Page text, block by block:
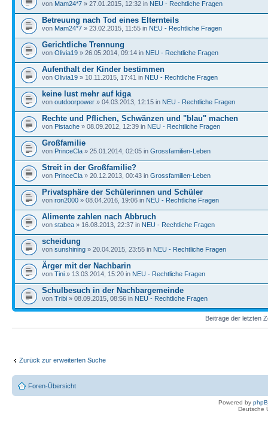
von Mam24*7 » 27.01.2015, 12:32 in NEU - Rechtliche Fragen
Betreuung nach Tod eines Elternteils
von Mam24*7 » 23.02.2015, 11:55 in NEU - Rechtliche Fragen
Gerichtliche Trennung
von Olivia19 » 26.05.2014, 09:14 in NEU - Rechtliche Fragen
Aufenthalt der Kinder bestimmen
von Olivia19 » 10.11.2015, 17:41 in NEU - Rechtliche Fragen
keine lust mehr auf kiga
von outdoorpower » 04.03.2013, 12:15 in NEU - Rechtliche Fragen
Rechte und Pflichen, Schwänzen und "blau" machen
von Pistache » 08.09.2012, 12:39 in NEU - Rechtliche Fragen
Großfamilie
von PrinceCla » 25.01.2014, 02:05 in Grossfamilien-Leben
Streit in der Großfamilie?
von PrinceCla » 20.12.2013, 00:43 in Grossfamilien-Leben
Privatsphäre der Schülerinnen und Schüler
von ron2000 » 08.04.2016, 19:06 in NEU - Rechtliche Fragen
Alimente zahlen nach Abbruch
von stabea » 16.08.2013, 22:37 in NEU - Rechtliche Fragen
scheidung
von sunshining » 20.04.2015, 23:55 in NEU - Rechtliche Fragen
Ärger mit der Nachbarin
von Tini » 13.03.2014, 15:20 in NEU - Rechtliche Fragen
Schulbesuch in der Nachbargemeinde
von Tribi » 08.09.2015, 08:56 in NEU - Rechtliche Fragen
Beiträge der letzten
Zurück zur erweiterten Suche
Foren-Übersicht
Powered by
Deutsche